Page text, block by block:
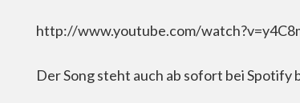
http://www.youtube.com/
Der Song steht auch ab sofort bei